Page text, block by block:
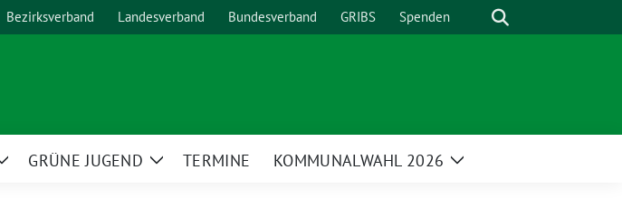
Bezirksverband Landesverband Bundesverband GRIBS Spenden Suche
ZeigeGRÜNE JUGEND
ZeigeTERMINE KOMMUNALWAHL 2026
Zeige